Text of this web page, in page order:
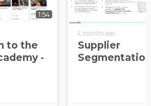
1:54
to the
-
2 months ago
Supplier